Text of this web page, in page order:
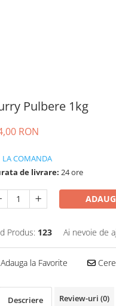
Pulbere 1kg
RON
LA COMANDA
de livrare: 24 ore
Produs: 123 Ai nevoie de
Adauga la Favorite
Descriere Review-uri (0)